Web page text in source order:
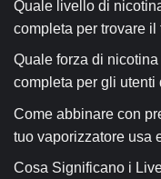
Quale livello di
completa per trovare
Quale forza di
completa per gli utenti
Come abbinare con
tuo vaporizzatore usa
Cosa Significano i